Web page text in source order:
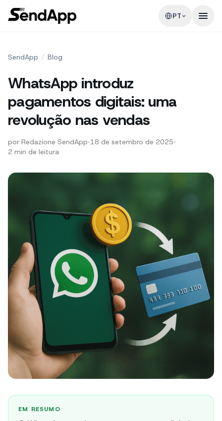
PT
SendApp / Blog
WhatsApp introduz
pagamentos digitais: uma
revolução nas vendas
por Redazione SendApp•18 de setembro de 2025•
2 min de leitura
EM RESUMO